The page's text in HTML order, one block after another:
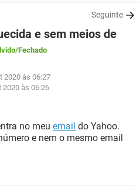
GMAIL
WHATSAPP
FACEBOOK
EXCEL
FACEBOOK
GMAIL
EXCEL
Seguinte
e sem meios de
/Fechado
2020 às 06:27
2020 às 06:26
no meu email do Yahoo.
e nem o mesmo email